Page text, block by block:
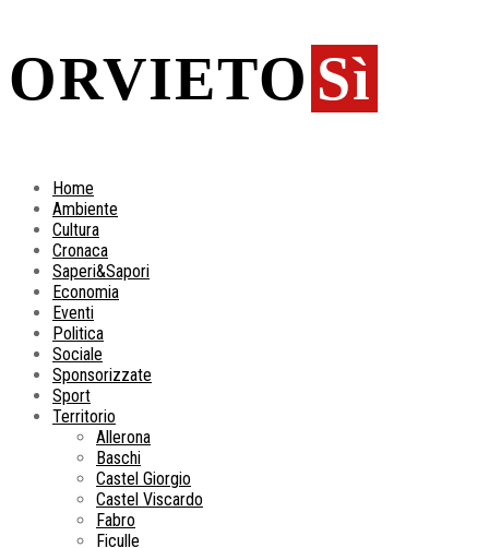
ORVIETO Sì
Home
Ambiente
Cultura
Cronaca
Saperi&Sapori
Economia
Eventi
Politica
Sociale
Sponsorizzate
Sport
Territorio
Allerona
Baschi
Castel Giorgio
Castel Viscardo
Fabro
Ficulle